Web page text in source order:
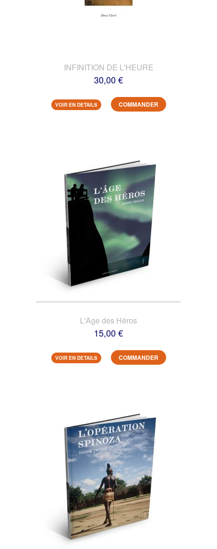
INFINITION DE L'HEURE
30,00 €
VOIR EN DETAILS COMMANDER
L'Age des Héros
15,00 €
VOIR EN DETAILS COMMANDER